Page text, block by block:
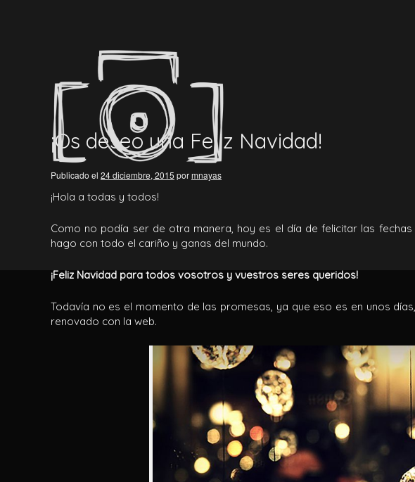
¡Os deseo una Feliz Navidad!
Publicado el 24 diciembre, 2015 pormnayas
¡Hola a todas y todos!
Como no podía ser de otra manera, hoy es el día de felicitar las
hago con todo el cariño y ganas del mundo.
¡Feliz Navidad para todos vosotros y vuestros seres queridos!
Todavía no es el momento de las promesas, ya que eso es en unos
renovado con la web.